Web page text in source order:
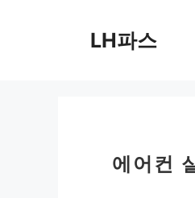
LH파스
에어컨